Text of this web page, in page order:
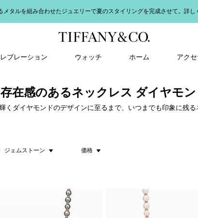
メタルを組み合わせたジュエリーで夏のスタイリングを完成させて。詳し
ブレーション ウォッチ ホーム アク
存在感のあるネックレス ダイヤモン
くダイヤモンドのデザインに至るまで、いつまでも印象に残る
ジェムストーン 価格